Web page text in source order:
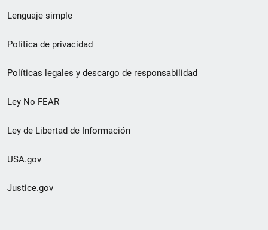
de
pie
de
página
Lenguaje simple
Política de privacidad
Políticas legales y descargo de responsabilidad
Ley No FEAR
Ley de Libertad de Información
USA.gov
Justice.gov